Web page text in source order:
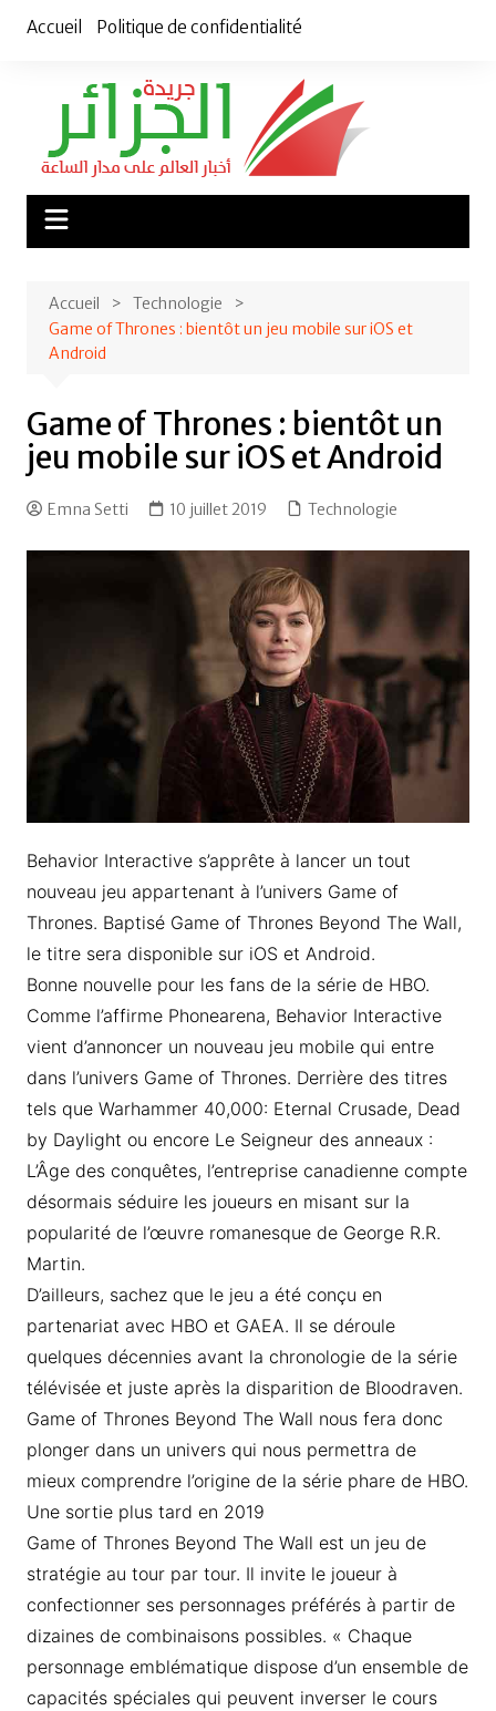
Accueil Politique de confidentialité
Accueil
Technologie
Game of Thrones : bientôt un jeu mobile sur iOS et
Android
Game of Thrones : bientôt un
jeu mobile sur iOS et Android
Emna Setti 10 juillet 2019 Technologie
Behavior Interactive s’apprête à lancer un tout
nouveau jeu appartenant à l’univers Game of
Thrones. Baptisé Game of Thrones Beyond The Wall,
le titre sera disponible sur iOS et Android.
Bonne nouvelle pour les fans de la série de HBO.
Comme l’affirme Phonearena, Behavior Interactive
vient d’annoncer un nouveau jeu mobile qui entre
dans l’univers Game of Thrones. Derrière des titres
tels que Warhammer 40,000: Eternal Crusade, Dead
by Daylight ou encore Le Seigneur des anneaux :
L’Âge des conquêtes, l’entreprise canadienne compte
désormais séduire les joueurs en misant sur la
popularité de l’œuvre romanesque de George R.R.
Martin.
D’ailleurs, sachez que le jeu a été conçu en
partenariat avec HBO et GAEA. Il se déroule
quelques décennies avant la chronologie de la série
télévisée et juste après la disparition de Bloodraven.
Game of Thrones Beyond The Wall nous fera donc
plonger dans un univers qui nous permettra de
mieux comprendre l’origine de la série phare de HBO.
Une sortie plus tard en 2019
Game of Thrones Beyond The Wall est un jeu de
stratégie au tour par tour. Il invite le joueur à
confectionner ses personnages préférés à partir de
dizaines de combinaisons possibles. « Chaque
personnage emblématique dispose d’un ensemble de
capacités spéciales qui peuvent inverser le cours